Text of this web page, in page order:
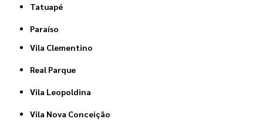
Tatuapé
Paraíso
Vila Clementino
Real Parque
Vila Leopoldina
Vila Nova Conceição